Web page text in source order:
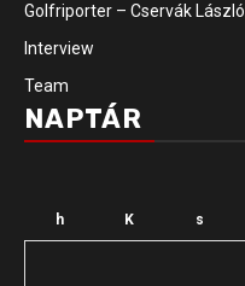
Golfriporter – Cservák László
Interview
Team
NAPTÁR
h K s